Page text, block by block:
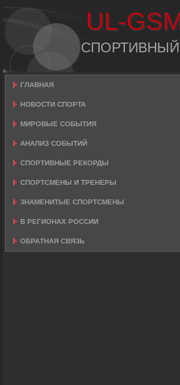
UL-
ГЛАВНАЯ
НОВОСТИ СПОРТА
МИРОВЫЕ СОБЫТИЯ
АНАЛИЗ СОБЫТИЙ
СПОРТИВНЫЕ РЕКОРДЫ
СПОРТСМЕНЫ И ТРЕНЕРЫ
ЗНАМЕНИТЫЕ СПОРТСМЕНЫ
В РЕГИОНАХ РОССИИ
ОБРАТНАЯ СВЯЗЬ